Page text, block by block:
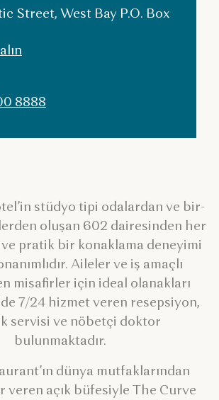
Street, West Bay P.O. Box
8888
stüdyo tipi odalardan ve bir-
oluşan 602 dairesinden her
pratik bir konaklama deneyimi
Aileler ve iş amaçlı
misafirler için ideal olanakları
7/24 hizmet veren resepsiyon,
servisi ve nöbetçi doktor
bulunmaktadır.
dünya mutfaklarından
veren açık büfesiyle The Curve